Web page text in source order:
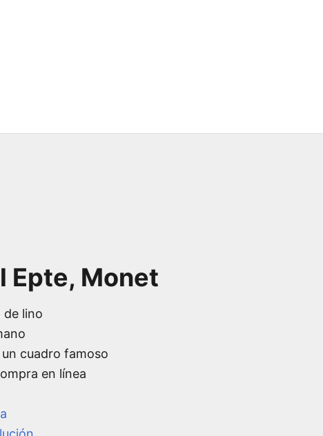
Epte, Monet
de lino
cuadro famoso
en línea